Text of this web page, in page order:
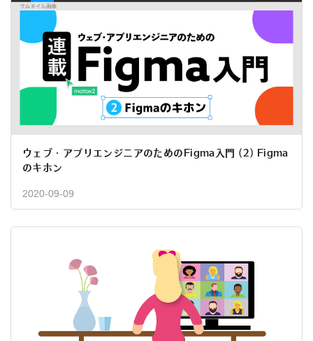
ウェブ・アプリエンジニアのためのFigma入門 (2) Figma
のキホン
2020-09-09